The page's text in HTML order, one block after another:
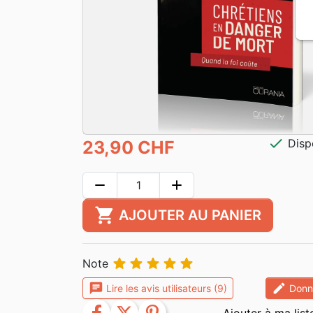
23,90 CHF check
remove add
shopping_cart AJOUTER AU PANIER
Note     
chat Lire les avis utilisateurs (9) edit